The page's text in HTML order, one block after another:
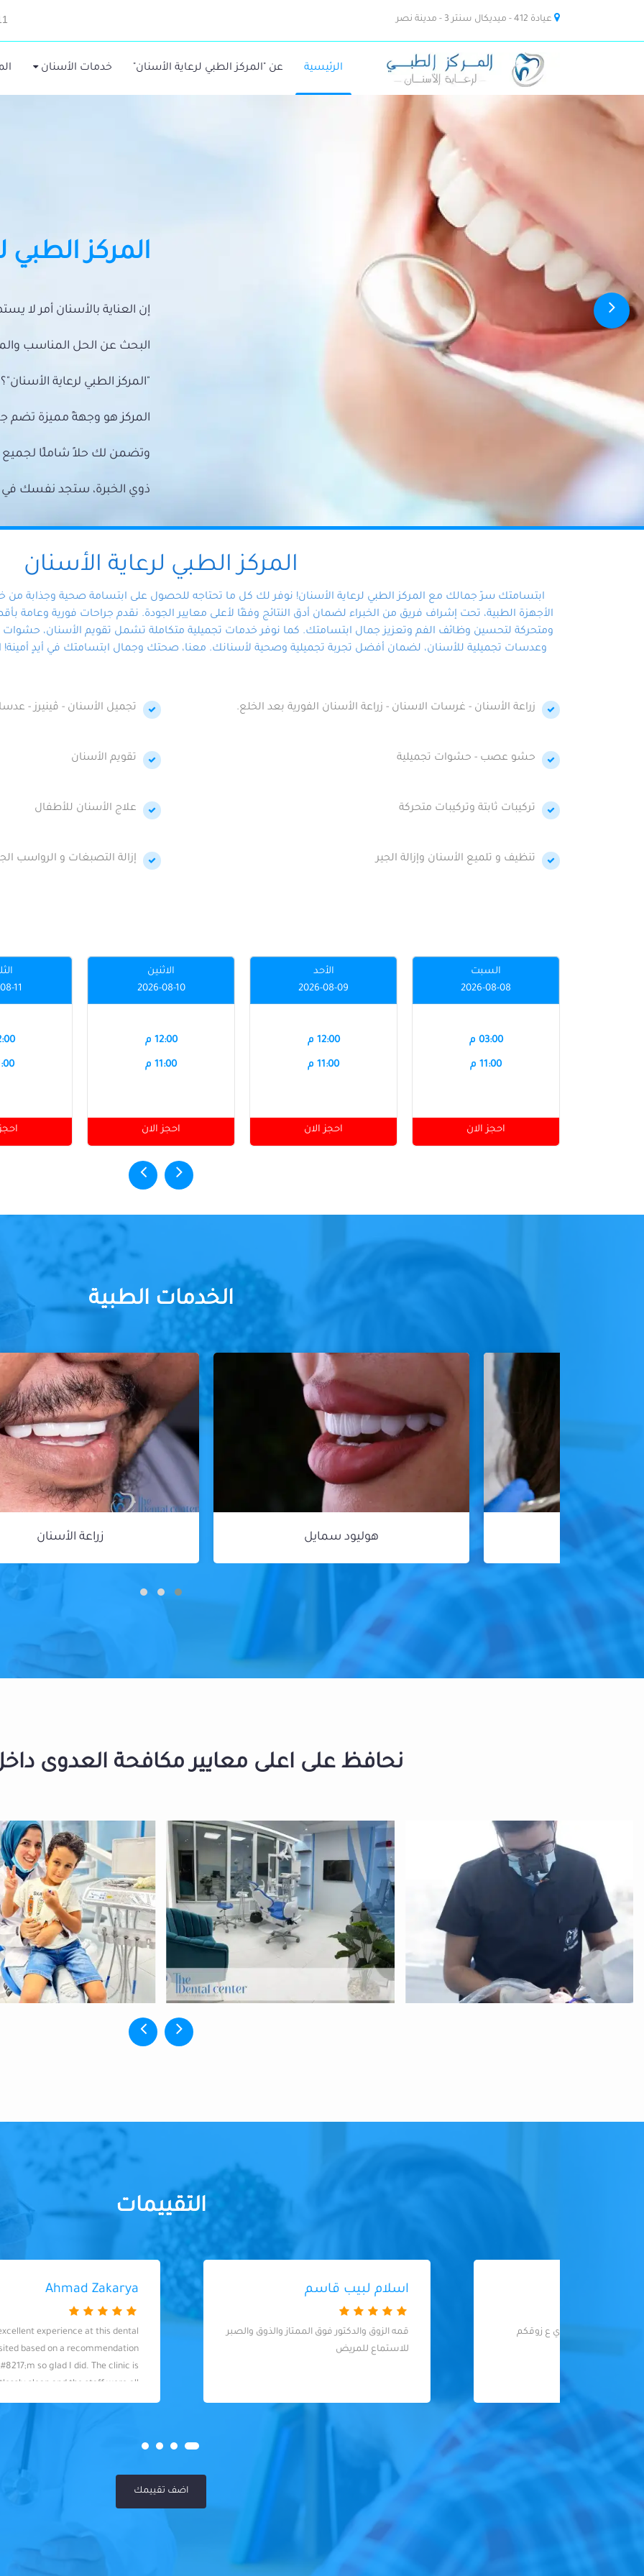
عيادة 412 - ميديكال سنتر 3 - مدينة نصر
الرئيسية عن "المركز الطبي لرعاية الأسنان" خدمات الأسنان
المركز الطبي
إن العناية بالأسنان أمر لا
البحث عن الحل المناسب
"المركز الطبي لرعاية الأسنان"؟
المركز هو وجهةً مميزة تضم
وتضمن لك حلاً شاملًا
ذوي الخبرة، ستجد نفسك في
المركز الطبي لرعاية الأسنان
ابتسامتك سرّ جمالك مع المركز الطبي لرعاية الأسنان! نوفر لك كل ما تحتاجه للحصول على ابتسامة صحية وجذابة
الأجهزة الطبية، تحت إشراف فريق من الخبراء لضمان أدق النتائج وفقًا لأعلى معايير الجودة. نقدم جراحات فورية وعامة
ومتحركة لتحسين وظائف الفم وتعزيز جمال ابتسامتك. كما نوفر خدمات تجميلية متكاملة تشمل تقويم الأسنان، حشوات
وعدسات تجميلية للأسنان، لضمان أفضل تجربة تجميلية وصحية لأسنانك. معنا، صحتك وجمال ابتسامتك في أيدٍ أمينة!
زراعة الأسنان - غرسات الاسنان - زراعة الأسنان الفورية بعد الخلع. تجميل الأسنان - ڤينيرز -
حشو عصب - حشوات تجميلية تقويم الأسنان
تركيبات ثابتة وتركيبات متحركة علاج الأسنان للأطفال
تنظيف و تلميع الأسنان وإزالة الجير إزالة التصبغات و الرواسب
السبت
2026-08-08
03:00 م
11:00 م
احجز الان
الأحد
2026-08-09
12:00 م
11:00 م
احجز الان
الاثنين
2026-08-10
12:00 م
11:00 م
احجز الان
11
الخدمات الطبية
نحافظ على اعلى معايير مكافحة العدوى
التقييمات
قمه الزوق والدكتور فوق الممتاز والذوق والصبر
Ahmad Zakarya
I had an excellent experience at this dental
clinic! I visited based on a recommendation
and I&#8217;m so glad I did. The clinic is
spotlessly clean and the staff were all
extremely professional. The dentist (Dr.
of throughout my visit. Highly
اضف تقييمك